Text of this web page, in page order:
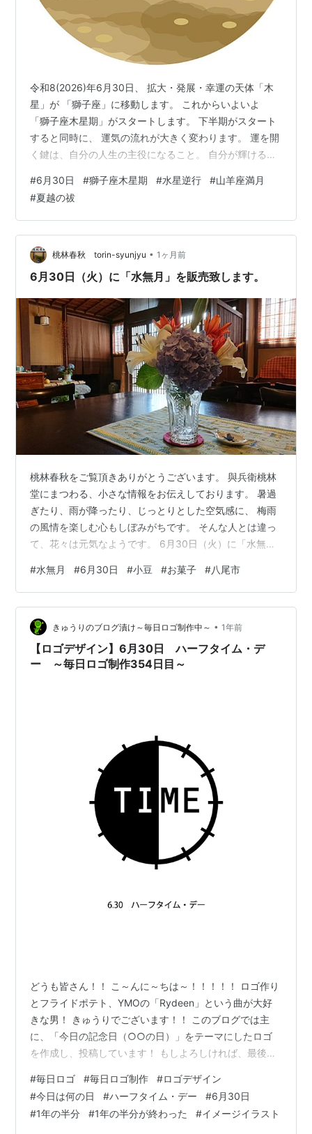
令和8(2026)年6月30日、 拡大・発展・幸運の天体「木
星」が 「獅子座」に移動します。 これからいよいよ
「獅子座木星期」がスタートします。 下半期がスタート
すると同時に、 運気の流れが大きく変わります。 運を開
く鍵は、自分の人生の主役になること。 自分が輝ける場
「水星」が逆行して、 「山羊座満月」が起こります。 獅
子座木星期 「獅子座木星期」前に「水星逆行」と「山羊
座満月」 水星逆行 山羊座満月 満月とは 「山羊座満月」
の特徴 6/30「山羊座満月」にやると良いこと 「山羊座
満月」の手放し 夏越の祓（なごしのはらえ） 「山羊座満
月」…
#6月30日 #獅子座木星期 #水星逆行 #山羊座満月
#夏越の祓
桃林春秋 torin-syunjyu • 1ヶ月前
6月30日（火）に「水無月」を販売致します。
桃林春秋をご覧頂きありがとうございます。 與兵衛桃林
堂にまつわる、小さな情報をお伝えしております。 暑過
ぎたり、雨が降ったり、じっとりとした空気感に、 梅雨
の風情を楽しむ心もしぼみがちです。 そんな人とは違っ
て、花々は元気なようです。 6月30日（火）に「水無
お日持ちは一両日中です。 なるべく28日（日）までにご
予約下さいますようお願い申し上げます。 今年後半戦へ
の英気を小豆の力でどうぞ。 〒581-0004 大阪府八尾市
東本町2-5-12 電話 072-929-3663 FAX 072-929-3665
MAIL torindo@…
#水無月 #6月30日 #小豆 #お菓子 #八尾市
きゅうりのブログ漬け～毎日ロゴ制作中～ • 1年前
【ロゴデザイン】6月30日 ハーフタイム・デ
ー ～毎日ロゴ制作354日目～
どうも皆さん！！ こ～んに～ちは～！！！！！ ロゴ作り
とフライドポテト、YMOの「Rydeen」という曲が大好
きな男！ きゅうりでございます！！ このブログでは主
に、「今日の記念日（○○の日）」をテーマにしたロゴ
を作成し、投稿しています！ もしよろしければ、最後ま
ます！ 【目次】 今回のロゴ ロゴの説明 記念日の概要 さ
いごに 今回のロゴ 【6月30日】ハーフタイム・デー いか
がでしょうか？ もしよろしければ、ロゴの説明も見てい
#毎日ロゴ #毎日ロゴ制作 #ロゴデザイン
#今日は何の日 #ハーフタイム・デー #6月30日
#1年の半分 #1年の半分が終わった #イメージイラスト